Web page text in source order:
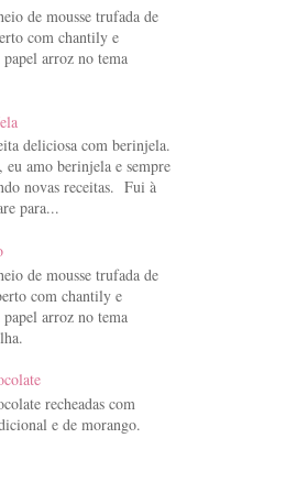
de mousse trufada de
com chantily e
arroz no tema
deliciosa com berinjela.
amo berinjela e sempre
novas receitas. Fui à
para...
de mousse trufada de
com chantily e
arroz no tema
recheadas com
e de morango.